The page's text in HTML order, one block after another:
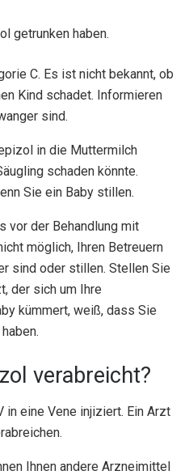
getrunken haben.
C. Es ist nicht bekannt, ob
Kind schadet. Informieren
sind.
in die Muttermilch
schaden könnte.
Sie ein Baby stillen.
vor der Behandlung mit
möglich, Ihren Betreuern
sind oder stillen. Stellen Sie
der sich um Ihre
kümmert, weiß, dass Sie
verabreicht?
eine Vene injiziert. Ein Arzt
Ihnen andere Arzneimittel